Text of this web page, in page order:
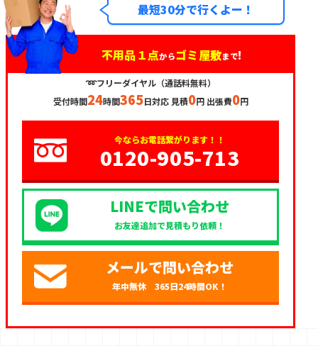
最短30分で行くよー！
不用品１点からゴミ屋敷まで!
➿フリーダイヤル（通話料無料）
受付時間24時間365日対応 見積0円 出張費0円
今ならお電話繋がります！！
0120-905-713
LINEで問い合わせ
お友達追加で見積もり依頼！
メールで問い合わせ
年中無休 365日24時間OK！